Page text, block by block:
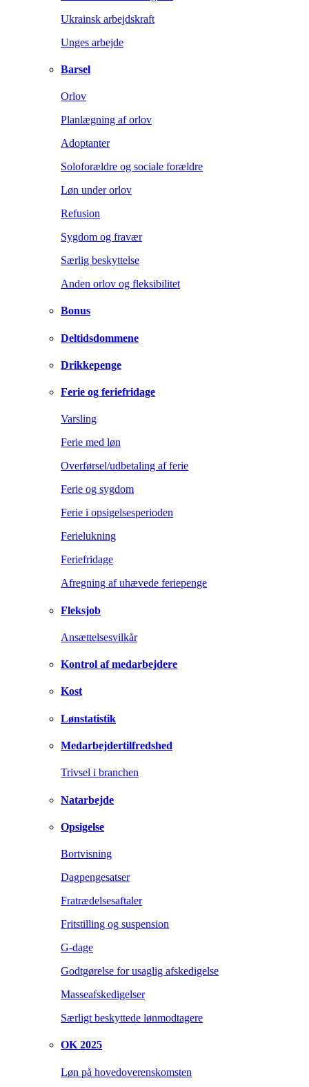
Ukrainsk arbejdskraft
Unges arbejde
Barsel
Orlov
Planlægning af orlov
Adoptanter
Soloforældre og sociale forældre
Løn under orlov
Refusion
Sygdom og fravær
Særlig beskyttelse
Anden orlov og fleksibilitet
Bonus
Deltidsdommene
Drikkepenge
Ferie og feriefridage
Varsling
Ferie med løn
Overførsel/udbetaling af ferie
Ferie og sygdom
Ferie i opsigelsesperioden
Ferielukning
Feriefridage
Afregning af uhævede feriepenge
Fleksjob
Ansættelsesvilkår
Kontrol af medarbejdere
Kost
Lønstatistik
Medarbejdertilfredshed
Trivsel i branchen
Natarbejde
Opsigelse
Bortvisning
Dagpengesatser
Fratrædelsesaftaler
Fritstilling og suspension
G-dage
Godtgørelse for usaglig afskedigelse
Masseafskedigelser
Særligt beskyttede lønmodtagere
OK 2025
Løn på hovedoverenskomsten